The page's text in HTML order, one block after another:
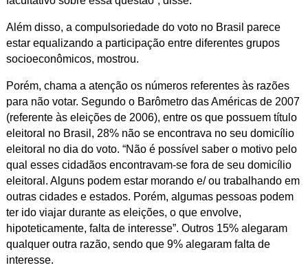
Além disso, a compulsoriedade do voto no Brasil parece
estar equalizando a participação entre diferentes grupos
socioeconômicos, mostrou.
Porém, chama a atenção os números referentes às razões
para não votar. Segundo o Barômetro das Américas de 2007
(referente às eleições de 2006), entre os que possuem título
eleitoral no Brasil, 28% não se encontrava no seu domicílio
eleitoral no dia do voto. “Não é possível saber o motivo pelo
qual esses cidadãos encontravam-se fora de seu domicílio
eleitoral. Alguns podem estar morando e/ ou trabalhando em
outras cidades e estados. Porém, algumas pessoas podem
ter ido viajar durante as eleições, o que envolve,
hipoteticamente, falta de interesse”. Outros 15% alegaram
qualquer outra razão, sendo que 9% alegaram falta de
interesse.